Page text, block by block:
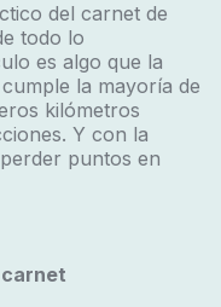
del carnet de
todo lo
es algo que la
la mayoría de
kilómetros
Y con la
puntos en